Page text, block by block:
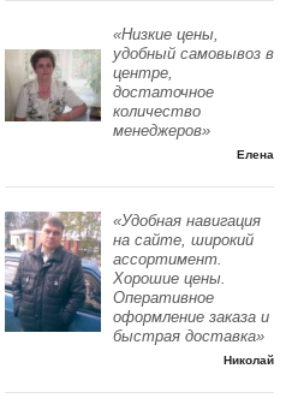
«Низкие цены,
удобный самовывоз в
центре,
достаточное
количество
менеджеров»
Елена
«Удобная навигация
на сайте, широкий
ассортимент.
Хорошие цены.
Оперативное
оформление заказа и
быстрая доставка»
Николай